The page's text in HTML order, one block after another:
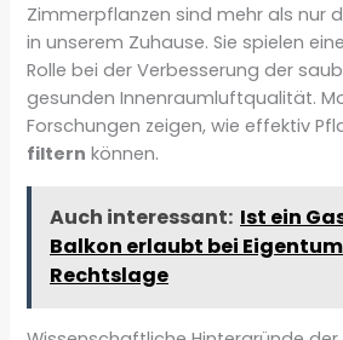
Zimmerpflanzen sind mehr als nur
in unserem Zuhause. Sie spielen
Rolle bei der Verbesserung der
gesunden Innenraumluftqualität.
Forschungen zeigen, wie effektiv
filtern können.
Auch interessant: Ist ein
Balkon erlaubt bei
Rechtslage